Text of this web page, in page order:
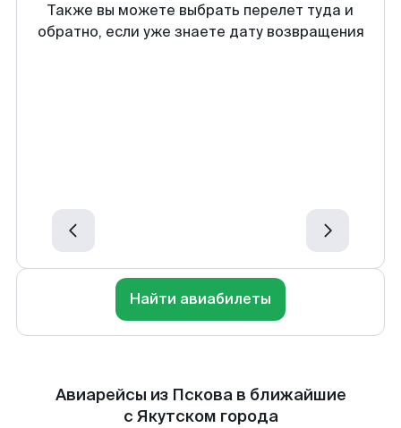
Также вы можете выбрать перелет туда и
обратно, если уже знаете дату возвращения
Найти авиабилеты
Авиарейсы из Пскова в ближайшие
с Якутском города